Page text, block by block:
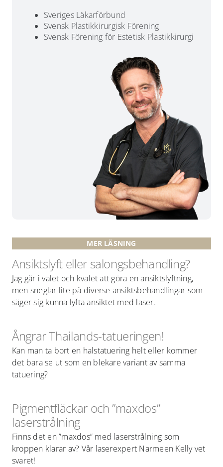
Sveriges Läkarförbund
Svensk Plastikkirurgisk Förening
Svensk Förening för Estetisk Plastikkirurgi
MER LÄSNING
Ansiktslyft eller salongsbehandling?
Jag går i valet och kvalet att göra en ansiktslyftning,
men sneglar lite på diverse ansiktsbehandlingar som
säger sig kunna lyfta ansiktet med laser.
Ångrar Thailands-tatueringen!
Kan man ta bort en halstatuering helt eller kommer
det bara se ut som en blekare variant av samma
tatuering?
Pigmentfläckar och ”maxdos”
laserstrålning
Finns det en ”maxdos” med laserstrålning som
kroppen klarar av? Vår laserexpert Narmeen Kelly vet
svaret!